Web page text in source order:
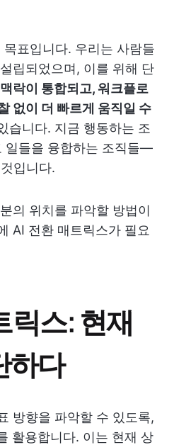
목표입니다. 우리는 사람들
립되었으며, 이를 위해 단
맥락이 통합되고, 워크플로
없이 더 빠르게 움직일 수
습니다. 지금 행동하는 조
일들을 융합하는 조직들—
입니다.
의 위치를 파악할 방법이
AI 전환 매트릭스가 필요
릭스: 현재
하다
방향을 파악할 수 있도록,
활용합니다. 이는 현재 상